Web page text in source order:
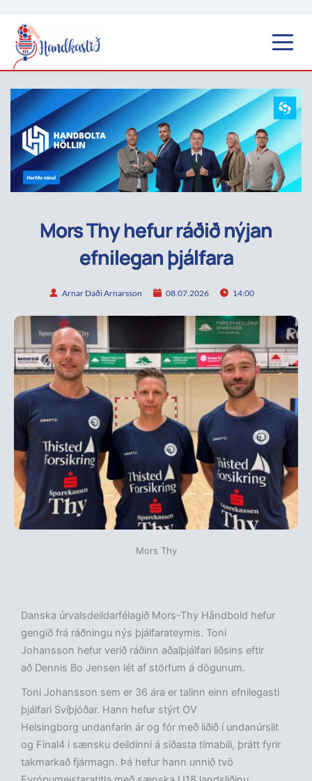
Mors Thy hefur ráðið nýjan
efnilegan þjálfara
Arnar Daði Arnarsson 08.07.2026 14:00
Mors Thy
Danska úrvalsdeildarfélagið Mors-Thy Håndbold hefur
gengið frá ráðningu nýs þjálfarateymis. Toni
Johansson hefur verið ráðinn aðalþjálfari liðsins eftir
að Dennis Bo Jensen lét af störfum á dögunum.
Toni Johansson sem er 36 ára er talinn einn efnilegasti
þjálfari Svíþjóðar. Hann hefur stýrt OV
Helsingborg undanfarin ár og fór með liðið í undanúrslit
og Final4 í sænsku deildinni á síðasta tímabili, þrátt fyrir
takmarkað fjármagn. Þá hefur hann unnið tvö